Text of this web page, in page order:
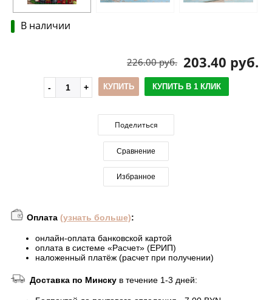
В наличии
203.40 руб.
226.00 руб.
КУПИТЬ КУПИТЬ В 1 КЛИК
Поделиться
Сравнение
Избранное
Оплата (узнать больше):
онлайн-оплата банковской картой
оплата в системе «Расчет» (ЕРИП)
наложенный платёж (расчет при получении)
Доставка по Минску в течение 1-3 дней: